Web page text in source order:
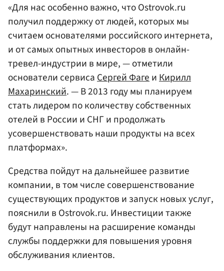
«Для нас особенно важно, что Ostrovok.ru
получил поддержку от людей, которых мы
считаем основателями российского интернета,
и от самых опытных инвесторов в онлайн-
тревел-индустрии в мире, — отметили
основатели сервисаСергей ФагеиКирилл
Махаринский. — В 2013 году мы планируем
стать лидером по количеству собственных
отелей в России и СНГ и продолжать
усовершенствовать наши продукты на всех
платформах».
Средства пойдут на дальнейшее развитие
компании, в том числе совершенствование
существующих продуктов и запуск новых услуг,
пояснили в Ostrovok.ru. Инвестиции также
будут направлены на расширение команды
службы поддержки для повышения уровня
обслуживания клиентов.